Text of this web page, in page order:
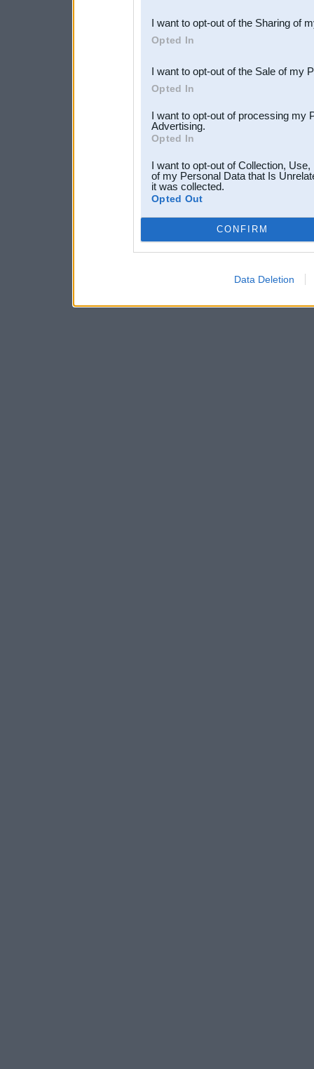
Downstream Participants
third parties.
I want to opt-out of the Sharing of
Opted In
I want to opt-out of the Sale of my
Opted In
I want to opt-out of processing my
Advertising.
Opted In
I want to opt-out of Collection,
of my Personal Data that Is
it was collected.
Opted Out
CONFIRM
Data Deletion